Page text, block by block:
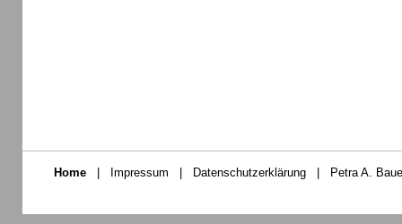
Home Impressum Datenschutzerklärung Petra A.